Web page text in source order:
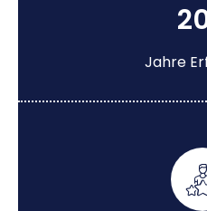
Jahre